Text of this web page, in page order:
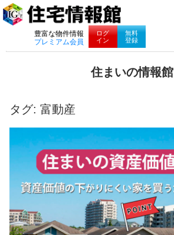
豊富な物件情報
プレミアム会員
ログ
イン
無料
登録
ナビゲーション
住まいの情報館
い
と
暮
情
報
を
タグ: 富動産